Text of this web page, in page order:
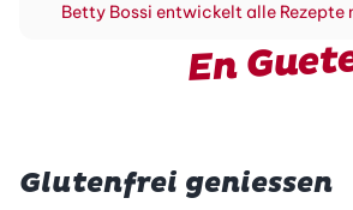
Betty Bossi entwickelt alle Rezepte
En
Glutenfrei geniessen